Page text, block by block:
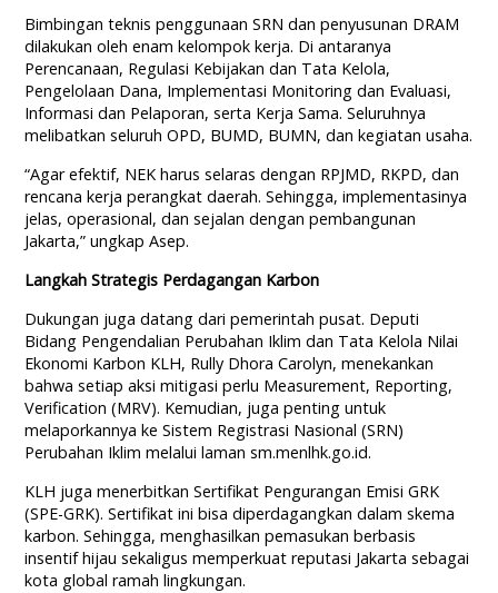
Bimbingan teknis penggunaan SRN dan penyusunan DRAM
dilakukan oleh enam kelompok kerja. Di antaranya
Perencanaan, Regulasi Kebijakan dan Tata Kelola,
Pengelolaan Dana, Implementasi Monitoring dan Evaluasi,
Informasi dan Pelaporan, serta Kerja Sama. Seluruhnya
melibatkan seluruh OPD, BUMD, BUMN, dan kegiatan usaha.
“Agar efektif, NEK harus selaras dengan RPJMD, RKPD, dan
rencana kerja perangkat daerah. Sehingga, implementasinya
jelas, operasional, dan sejalan dengan pembangunan
Jakarta,” ungkap Asep.
Langkah Strategis Perdagangan Karbon
Dukungan juga datang dari pemerintah pusat. Deputi
Bidang Pengendalian Perubahan Iklim dan Tata Kelola Nilai
Ekonomi Karbon KLH, Rully Dhora Carolyn, menekankan
bahwa setiap aksi mitigasi perlu Measurement, Reporting,
Verification (MRV). Kemudian, juga penting untuk
melaporkannya ke Sistem Registrasi Nasional (SRN)
Perubahan Iklim melalui laman sm.menlhk.go.id.
KLH juga menerbitkan Sertifikat Pengurangan Emisi GRK
(SPE-GRK). Sertifikat ini bisa diperdagangkan dalam skema
karbon. Sehingga, menghasilkan pemasukan berbasis
insentif hijau sekaligus memperkuat reputasi Jakarta sebagai
kota global ramah lingkungan.